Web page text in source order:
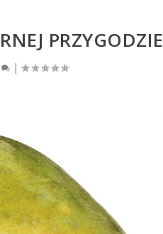
PRZYGODZIE
|